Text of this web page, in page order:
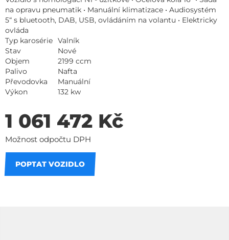
na opravu pneumatik • Manuální klimatizace • Audiosystém
5“ s bluetooth, DAB, USB, ovládáním na volantu • Elektricky
ovláda
Typ karosérie Valník
Stav
Nové
Objem
2199 ccm
Palivo
Nafta
Převodovka
Manuální
Výkon
132 kw
1 061 472 Kč
Možnost odpočtu DPH
POPTAT VOZIDLO